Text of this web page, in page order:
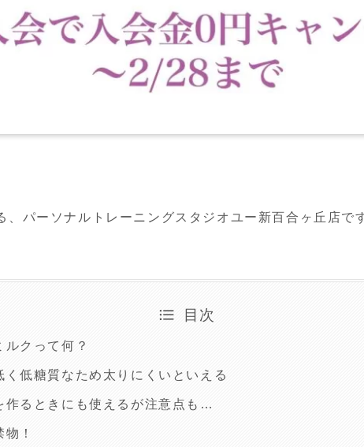
、パーソナルトレーニングスタジオユー新百合ヶ丘店で
目次
ルクって何？
く低糖質なため太りにくいといえる
作るときにも使えるが注意点も…
！